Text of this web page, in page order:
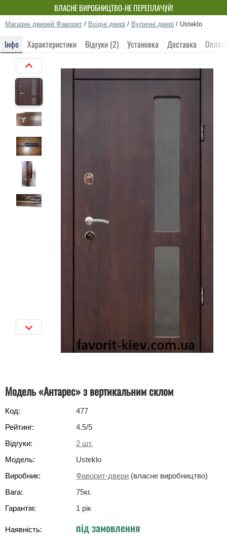
ВЛАСНЕ ВИРОБНИЦТВО-НЕ ПЕРЕПЛАЧУЙ!
Магазин дверей Фаворит / Вхідні двері / Вуличні двері / Usteklo
Інфо Характеристики Відгуки (2) Установка Доставка Оплата
Модель «Антарес» з вертикальним склом
Код:
477
Рейтинг:
4.5/5
Відгуки:
2 шт.
Модель:
Usteklo
Виробник:
Фаворит-двери (власне виробництво)
Вага:
75кг.
Гарантія:
1 рік
Наявність: під замовлення